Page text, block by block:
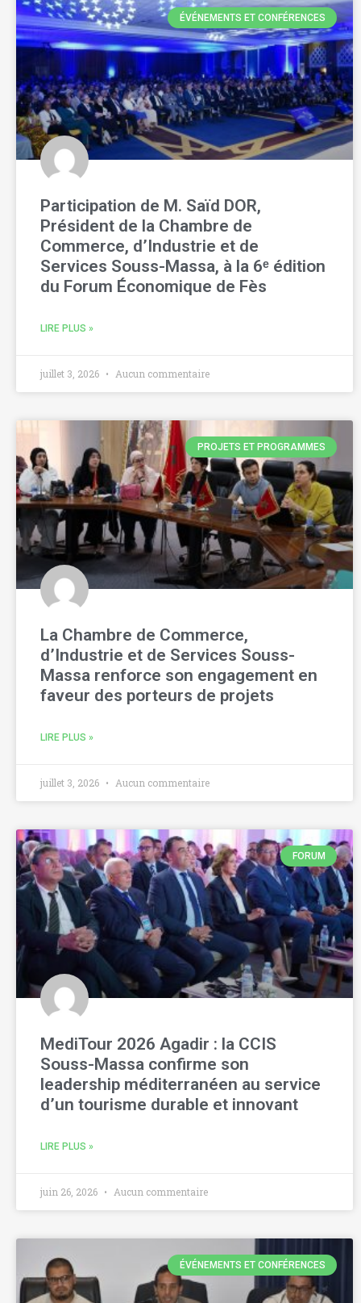
ÉVÉNEMENTS ET CONFÉRENCES
Participation de M. Saïd DOR,
Président de la Chambre de
Commerce, d’Industrie et de
Services Souss-Massa, à la 6ᵉ édition
du Forum Économique de Fès
LIRE PLUS »
juillet 3, 2026 Aucun commentaire
PROJETS ET PROGRAMMES
La Chambre de Commerce,
d’Industrie et de Services Souss-
Massa renforce son engagement en
faveur des porteurs de projets
LIRE PLUS »
juillet 3, 2026 Aucun commentaire
FORUM
MediTour 2026 Agadir : la CCIS
Souss-Massa confirme son
leadership méditerranéen au service
d’un tourisme durable et innovant
LIRE PLUS »
juin 26, 2026 Aucun commentaire
ÉVÉNEMENTS ET CONFÉRENCES